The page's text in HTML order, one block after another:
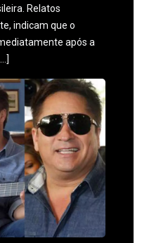
Relatos
indicam que o
após a